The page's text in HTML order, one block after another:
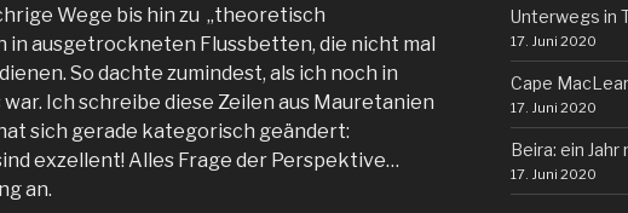
Wege bis hin zu „theoretisch
in ausgetrockneten Flussbetten, die nicht mal
So dachte zumindest, als ich noch in
Ich schreibe diese Zeilen aus Mauretanien
sich gerade kategorisch geändert:
exzellent! Alles Frage der Perspektive…
an.
Unterwegs in
17. Juni 2020
Cape MacLear
17. Juni 2020
Beira: ein Jahr
17. Juni 2020